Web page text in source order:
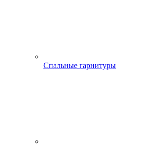
Спальные гарнитуры